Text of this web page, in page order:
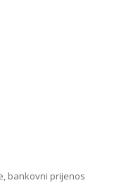
bankovni prijenos